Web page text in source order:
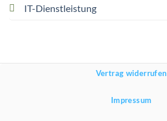
IT-Dienstleistung
Vertrag widerrufen
Impressum